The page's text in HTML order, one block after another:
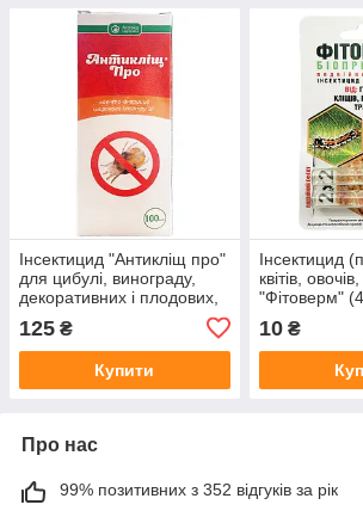
Інсектицид "Антикліщ про"
для цибулі, винограду,
декоративних і плодових,
125 ₴
Купити
Інсектицид
квітів,
"Фітоверм"
10₴
Про нас
99% позитивних з 352 відгуків за рік